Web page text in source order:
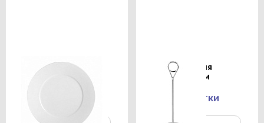
Тарелка закусочная
Держатель для
номерков 25см
От 100 р./сутки